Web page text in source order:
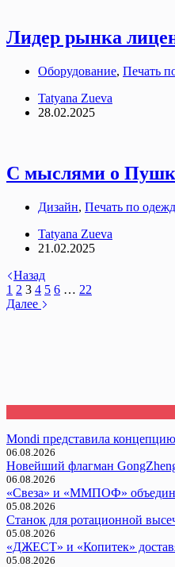
Лидер рынка
Оборудование, Печать
Tatyana Zueva
28.02.2025
С мыслями о
Дизайн, Печать по
Tatyana Zueva
21.02.2025
Назад
1 2 3 4 5 6 … 22
Далее
Mondi представила
06.08.2026
Новейший флагман
06.08.2026
«Свеза» и «ММПОФ»
05.08.2026
Cтанок для ротационной
05.08.2026
«ДЖЕСТ» и «Копитек»
05.08.2026